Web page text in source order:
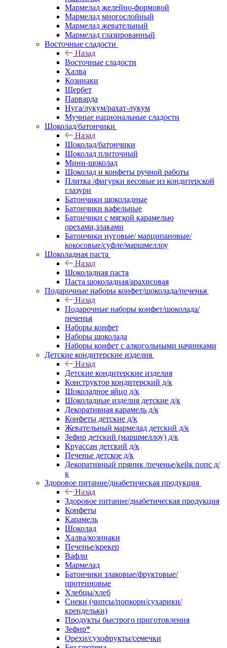
Мармелад желейно-формовой
Мармелад многослойный
Мармелад жевательный
Мармелад глазированный
Восточные сладости
Назад
Восточные сладости
Халва
Козинаки
Щербет
Парварда
Нуга/лукум/рахат-лукум
Мучные национальные сладости
Шоколад/батончики
Назад
Шоколад/батончики
Шоколад плиточный
Мини-шоколад
Шоколад и конфеты ручной работы
Плитка /фигурки весовые из кондитерской
глазури
Батончики шоколадные
Батончики вафельные
Батончики с мягкой карамелью
орехами,злаками
Батончики нуговые/ марципановые/
кокосовые/суфле/маршмеллоу
Шоколадная паста
Назад
Шоколадная паста
Паста шоколадная/арахисовая
Подарочные наборы конфет/шоколада/печенья
Назад
Подарочные наборы конфет/шоколада/
печенья
Наборы конфет
Наборы шоколада
Наборы конфет с алкогольными начинками
Детские кондитерские изделия
Назад
Детские кондитерские изделия
Конструктор кондитерский д/к
Шоколадное яйцо д/к
Шоколадные изделия детские д/к
Декоративная карамель д/к
Конфеты детские д/к
Жевательный мармелад детский д/к
Зефир детский (маршмеллоу) д/к
Круассан детский д/к
Печенье детское д/к
Декоративный пряник /печенье/кейк попс д/
к
Здоровое питание/диабетическая продукция
Назад
Здоровое питание/диабетическая продукция
Конфеты
Карамель
Шоколад
Халва/козинаки
Печенье/крекер
Вафли
Мармелад
Батончики злаковые/фруктовые/
протеиновые
Хлебцы/хлеб
Снеки (чипсы/попкорн/сухарики/
крендельки)
Продукты быстрого приготовления
Зефир*
Орехи/сухофрукты/семечки